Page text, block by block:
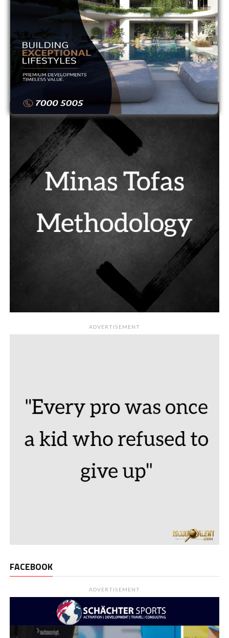
11 ΟΛΥΜΠΙΑΚΟΣ 0 0
ΟΜΟΝΟΙΑ 0 0
13
ΟΜΟΝΟΙΑ ΑΡΑΔΙΠΠΟΥ 0 0
ΠΑΦΟΣ 0 0
ADVERTISEMENT
ADVERTISEMENT
FACEBOOK
ADVERTISEMENT